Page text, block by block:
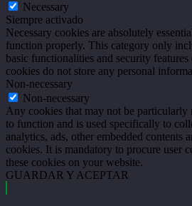
Necessary
Siempre activado
Necessary cookies are absolutely
function properly. This category only
basic functionalities and security
cookies do not store any personal
Non-necessary
Non-necessary
Any cookies that may not be particularly
to function and is used specifically to
analytics, ads, other embedded contents
cookies. It is mandatory to procure user
these cookies on your website.
GUARDAR Y ACEPTAR